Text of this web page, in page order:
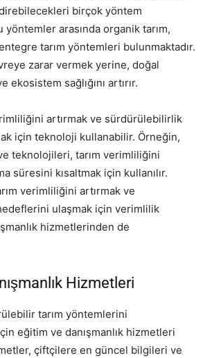
birçok yöntem
yöntemler arasında organik tarım,
tarım yöntemleri bulunmaktadır.
zarar vermek yerine, doğal
ekosistem sağlığını artırır.
artırmak ve sürdürülebilirlik
için teknoloji kullanabilir. Örneğin,
teknolojileri, tarım verimliliğini
süresini kısaltmak için kullanılır.
verimliliğini artırmak ve
ulaşmak için verimlilik
hizmetlerinden de
Hizmetleri
tarım yöntemlerini
eğitim ve danışmanlık hizmetleri
çiftçilere en güncel bilgileri ve